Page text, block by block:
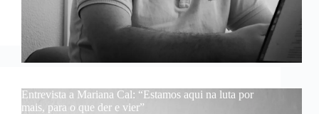
Entrevista a Mariana Cal: “Estamos aqui na luta por
mais, para o que der e vier”